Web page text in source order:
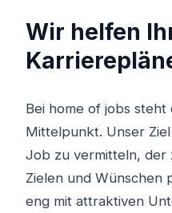
Wir helfen
Bei home of jobs steht
Mittelpunkt. Unser
Job zu vermitteln, der
Zielen und Wünschen
eng mit attraktiven